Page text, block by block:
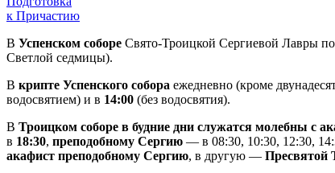
к Причастию
В Успенском соборе Свято-Троицкой Сергиевой Лавры
Светлой седмицы).
В крипте Успенского собора ежедневно (кроме
водосвятием) и в 14:00 (без водосвятия).
В Троицком соборе в будние дни служатся молебны с
в 18:30, преподобному Сергию — в 08:30, 10:30, 12:30,
акафист преподобному Сергию, в другую — Пресвятой